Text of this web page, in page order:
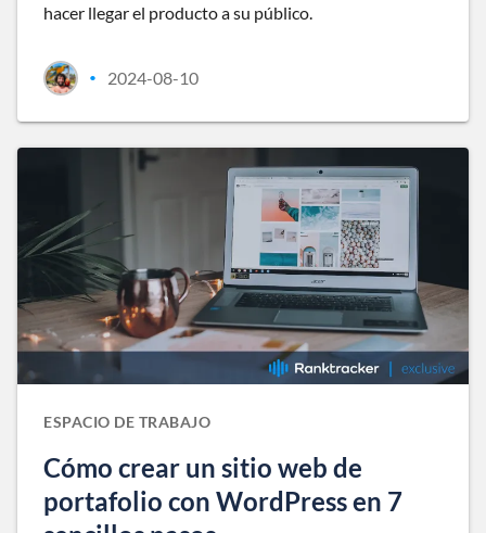
hacer llegar el producto a su público.
• 2024-08-10
ESPACIO DE TRABAJO
Cómo crear un sitio web de
portafolio con WordPress en 7